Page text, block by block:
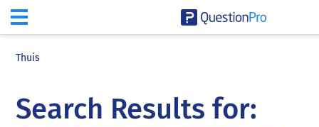
Thuis
Search Results for: